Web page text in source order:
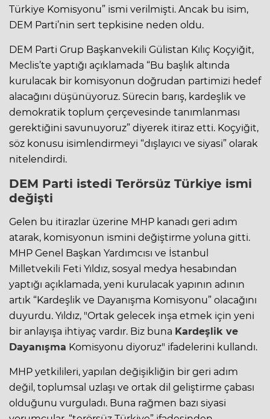
Türkiye Komisyonu” ismi verilmişti. Ancak bu isim,
DEM Parti’nin sert tepkisine neden oldu.
DEM Parti Grup Başkanvekili Gülistan Kılıç Koçyiğit,
Meclis’te yaptığı açıklamada “Bu başlık altında
kurulacak bir komisyonun doğrudan partimizi hedef
alacağını düşünüyoruz. Sürecin barış, kardeşlik ve
demokratik toplum çerçevesinde tanımlanması
gerektiğini savunuyoruz” diyerek itiraz etti. Koçyiğit,
söz konusu isimlendirmeyi “dışlayıcı ve siyasi” olarak
nitelendirdi.
DEM Parti istedi Terörsüz Türkiye ismi
değişti
Gelen bu itirazlar üzerine MHP kanadı geri adım
atarak, komisyonun ismini değiştirme yoluna gitti.
MHP Genel Başkan Yardımcısı ve İstanbul
Milletvekili Feti Yıldız, sosyal medya hesabından
yaptığı açıklamada, yeni kurulacak yapının adının
artık “Kardeşlik ve Dayanışma Komisyonu” olacağını
duyurdu. Yıldız, "Ortak gelecek inşa etmek için yeni
bir anlayışa ihtiyaç vardır. Biz buna Kardeşlik ve
Dayanışma Komisyonu diyoruz" ifadelerini kullandı.
MHP yetkilileri, yapılan değişikliğin bir geri adım
değil, toplumsal uzlaşı ve ortak dil geliştirme çabası
olduğunu vurguladı. Buna rağmen bazı siyasi